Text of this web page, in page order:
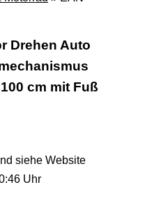
Drehen Auto
cm mit Fuß
siehe Website
Uhr